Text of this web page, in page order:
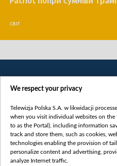
СВІТ
We respect your privacy
Telewizja Polska S.A. w likwidacji
when you visit individual websites on the
to as the Portal), including information
track and store them, such as cookies,
technologies enabling the provision of
personalize content and advertising,
analyze Internet traffic.